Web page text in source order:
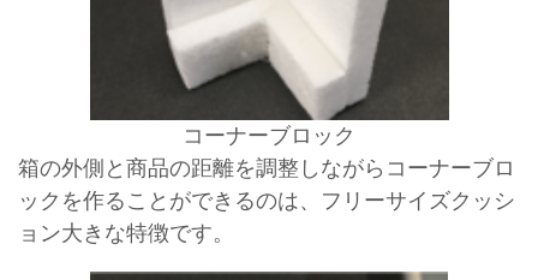
コーナーブロック
箱の外側と商品の距離を調整しながらコーナーブロ
ックを作ることができるのは、フリーサイズクッシ
ョン大きな特徴です。